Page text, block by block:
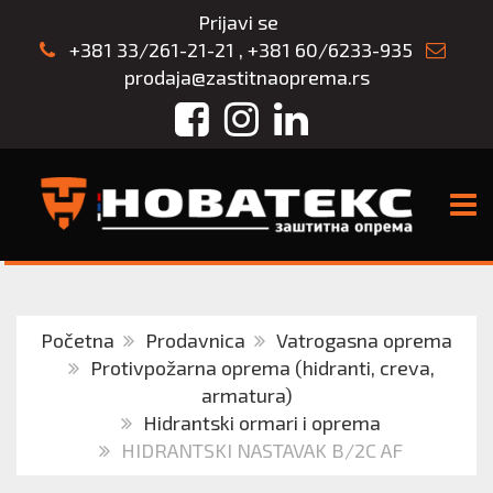
Prijavi se
+381 33/261-21-21 , +381 60/6233-935
prodaja@zastitnaoprema.rs
FacebookInstagram
LinkedIn
Početna Prodavnica
Vatrogasna oprema
Protivpožarna oprema (hidranti, creva,
armatura)
Hidrantski ormari i oprema
HIDRANTSKI NASTAVAK B/2C AF